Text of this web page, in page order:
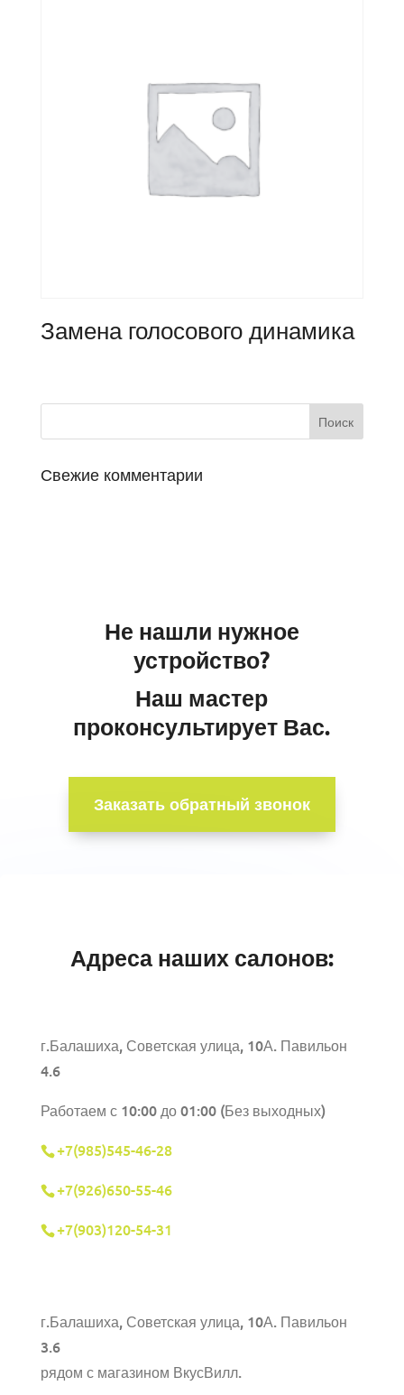
Замена голосового динамика
Свежие комментарии
Не нашли нужное
устройство?
Наш мастер
проконсультирует Вас.
Заказать обратный звонок
Адреса наших салонов:
г.Балашиха, Советская улица, 10А. Павильон
4.6
Работаем с 10:00 до 01:00 (Без выходных)
+7(985)545-46-28
+7(926)650-55-46
+7(903)120-54-31
г.Балашиха, Советская улица, 10А. Павильон
3.6
рядом с магазином ВкусВилл.